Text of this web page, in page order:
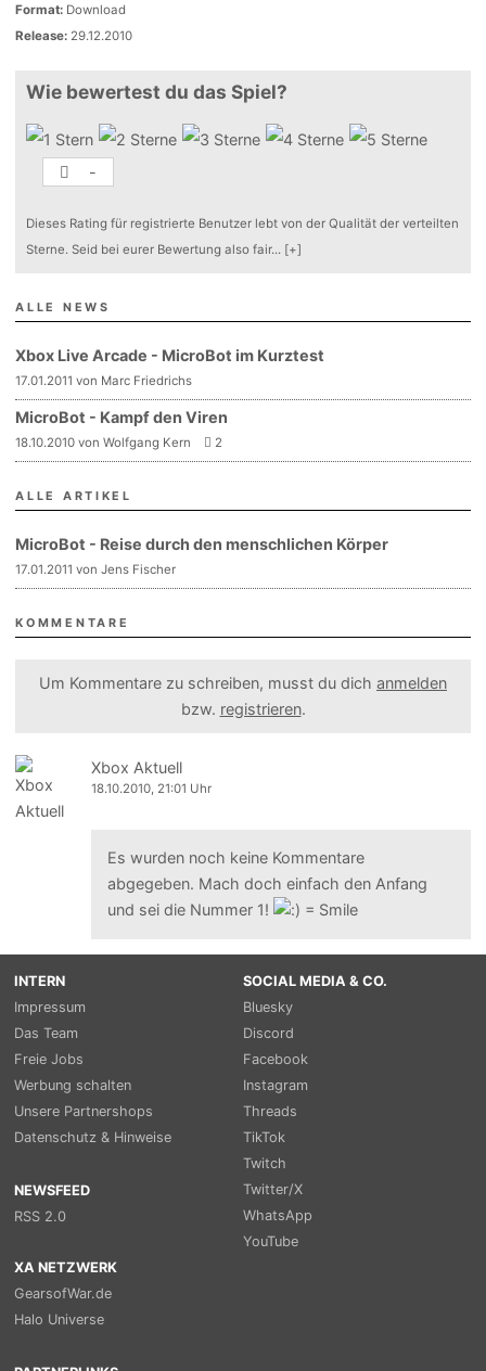
Format: Download
Release: 29.12.2010
Wie bewertest du das Spiel?
-
Dieses Rating für registrierte Benutzer lebt von der Qualität der verteilten
Sterne. Seid bei eurer Bewertung also fair... [+]
ALLE NEWS
Xbox Live Arcade - MicroBot im Kurztest
17.01.2011 von Marc Friedrichs
MicroBot - Kampf den Viren
18.10.2010 von Wolfgang Kern 2
ALLE ARTIKEL
MicroBot - Reise durch den menschlichen Körper
17.01.2011 von Jens Fischer
KOMMENTARE
Um Kommentare zu schreiben, musst du dich anmelden
bzw. registrieren.
Xbox Aktuell
18.10.2010, 21:01 Uhr
Es wurden noch keine Kommentare
abgegeben. Mach doch einfach den Anfang
und sei die Nummer 1!
INTERN
Impressum
Das Team
Freie Jobs
Werbung schalten
Unsere Partnershops
Datenschutz & Hinweise
NEWSFEED
RSS 2.0
SOCIAL MEDIA & CO.
Bluesky
Discord
Facebook
Instagram
Threads
TikTok
Twitch
Twitter/X
WhatsApp
YouTube
XA NETZWERK
GearsofWar.de
Halo Universe